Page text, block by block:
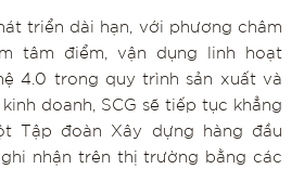
triển dài hạn, với phương châm
tâm điểm, vận dụng linh hoạt
4.0 trong quy trình sản xuất và
doanh, SCG sẽ tiếp tục khẳng
Tập đoàn Xây dựng hàng đầu
nhận trên thị trường bằng các